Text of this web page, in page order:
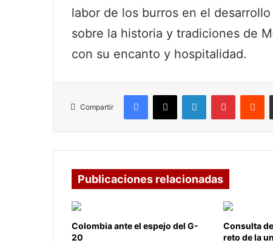
labor de los burros en el
sobre la historia y tradiciones de
con su encanto y hospitalidad.
Compartir
Facebook
X LinkedInPinterest
Publicaciones relacionadas
Colombia ante el espejo del G-
20
Consulta
reto de la